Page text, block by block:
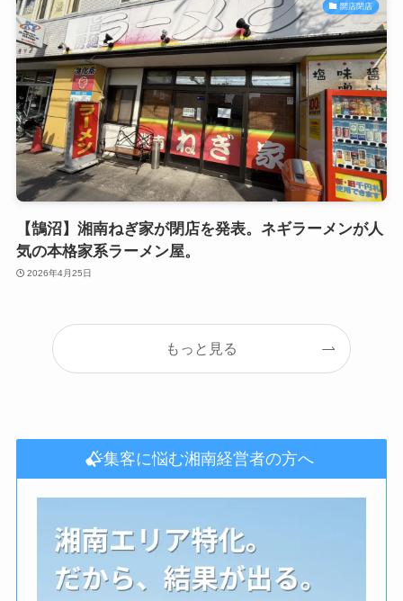
開店閉店
【鵠沼】湘南ねぎ家が閉店を発表。ネギラーメンが人
気の本格家系ラーメン屋。
2026年4月25日
もっと見る
集客に悩む湘南経営者の方へ